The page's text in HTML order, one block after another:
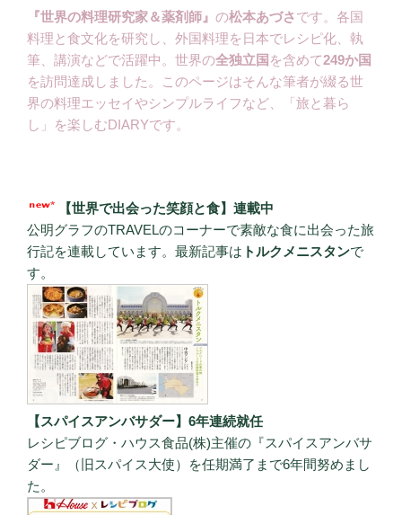
『世界の料理研究家＆薬剤師』 の松本あづさです。各国
料理と食文化を研究し、外国料理を日本でレシピ化、執
筆、講演などで活躍中。世界の全独立国 を含めて249か国
を訪問達成しました。このページはそんな筆者が綴る世
界の料理エッセイやシンプルライフなど、「旅と暮ら
し」を楽しむDIARYです。
【世界で出会った笑顔と食】連載中
公明グラフのTRAVELのコーナーで素敵な食に出会った旅
行記を連載しています。最新記事は トルクメニスタンで
す。
【スパイスアンバサダー】6年連続就任
レシピブログ・ハウス食品(株)主催の『スパイスアンバサ
ダー』（旧スパイス大使）を任期満了まで6年間努めまし
た。